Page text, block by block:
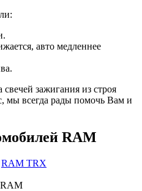
авто медленнее
зажигания из строя
мы всегда рады помочь Вам и
RAM
RAM TRX